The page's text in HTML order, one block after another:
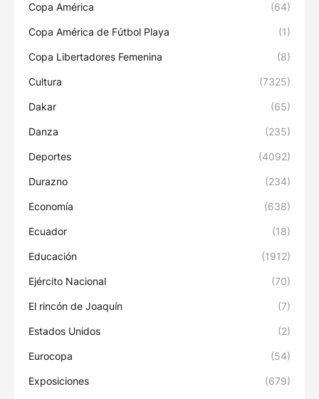
Copa América (64)
Copa América de Fútbol Playa (1)
Copa Libertadores Femenina (8)
Cultura (7325)
Dakar (65)
Danza (235)
Deportes (4092)
Durazno (234)
Economía (638)
Ecuador (18)
Educación (1912)
Ejército Nacional (70)
El rincón de Joaquín (7)
Estados Unidos (2)
Eurocopa (54)
Exposiciones (679)